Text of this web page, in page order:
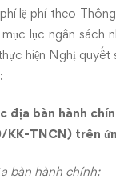
lệ phí theo
mục lục ngân
hiện Nghị
địa bàn hành
KK-TNCN) trên
bàn hành chính: